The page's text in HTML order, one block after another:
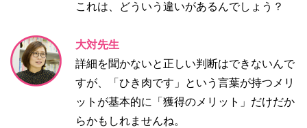
これは、どういう違いがあるんでしょう？
大対先生
詳細を聞かないと正しい判断はできないんで
すが、「ひき肉です」という言葉が持つメリ
ットが基本的に「獲得のメリット」だけだか
らかもしれませんね。